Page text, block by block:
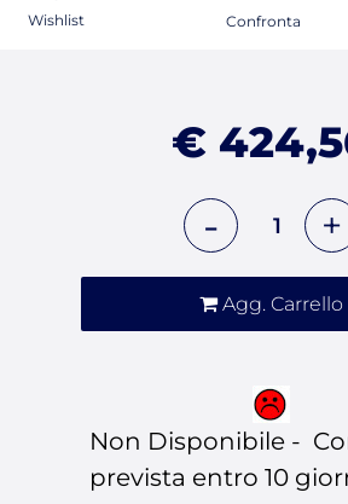
Wishlist Confronta
€
Agg. Carrello
Non Disponibile -
prevista entro 10